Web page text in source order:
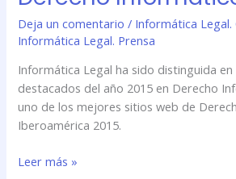
Deja un comentario / Informática Legal.
Informática Legal. Prensa
Informática Legal ha sido distinguida
destacados del año 2015 en Derecho
uno de los mejores sitios web de
Iberoamérica 2015.
Leer más »